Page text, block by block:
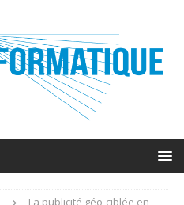
La publicité géo-ciblée en